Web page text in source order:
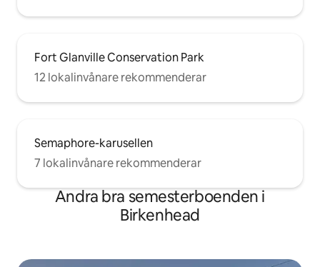
Fort Glanville Conservation Park
12 lokalinvånare rekommenderar
Semaphore-karusellen
7 lokalinvånare rekommenderar
Andra bra semesterboenden i
Birkenhead